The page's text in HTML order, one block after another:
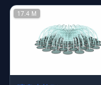
17.4 M